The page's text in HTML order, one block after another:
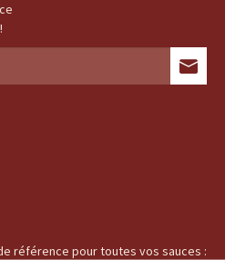
référence pour toutes vos sauces :